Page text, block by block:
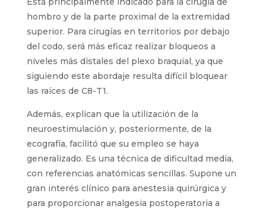
hombro y de la parte proximal de la extremidad
superior. Para cirugías en territorios por debajo
del codo, será más eficaz realizar bloqueos a
niveles más dístales del plexo braquial, ya que
siguiendo este abordaje resulta difícil bloquear
las raíces de C8-T1.
Además, explican que la utilización de la
neuroestimulación y, posteriormente, de la
ecografía, facilitó que su empleo se haya
generalizado. Es una técnica de dificultad media,
con referencias anatómicas sencillas. Supone un
gran interés clínico para anestesia quirúrgica y
para proporcionar analgesia postoperatoria a